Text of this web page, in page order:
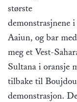
største
demonstrasjnene
Aaiun, og bar med
meg et Vest-
Sultana i oransje
tilbake til
demonstrasjon.